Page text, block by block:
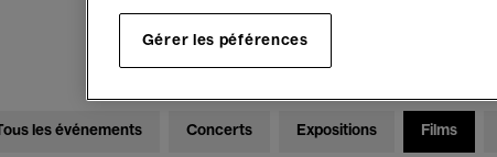
Tous les événements Concerts Expositions Films
Gérer les péférences